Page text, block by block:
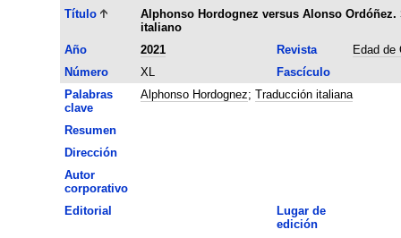
Título
Alphonso Hordognez versus Alonso
italiano
Año
2021 Revista
Edad de
Número
XL
Fascículo
Palabras
clave
Alphonso Hordognez; Traducción italiana
Resumen
Dirección
Autor
corporativo
Editorial
Lugar de
edición